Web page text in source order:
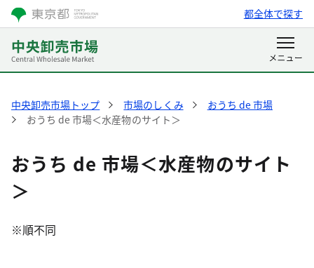
都全体で探す
中央卸売市場トップ 市場のしくみ
おうち de 市場
おうち de 市場＜水産物のサイト＞
おうち de 市場＜水産物のサイト
＞
※順不同